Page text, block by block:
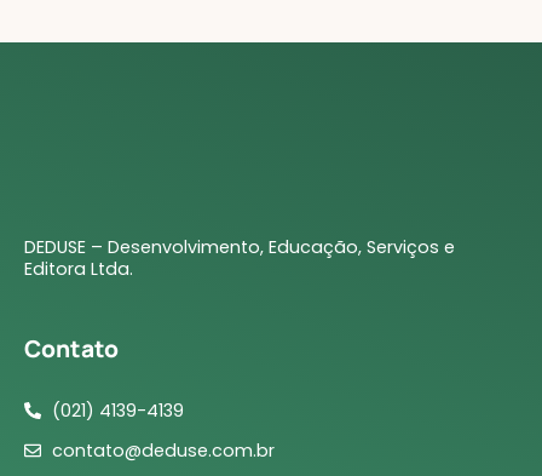
DEDUSE – Desenvolvimento, Educação, Serviços e
Editora Ltda.
Contato
(021) 4139-4139
contato@deduse.com.br